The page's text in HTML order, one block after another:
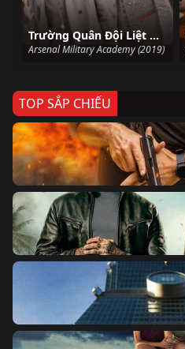
Trường Quân Đội Liệt Hỏa ( Học Viện Quân Sự Liệt Hỏa )
Arsenal Military Academy (2019)
TOP SẮP CHIẾU